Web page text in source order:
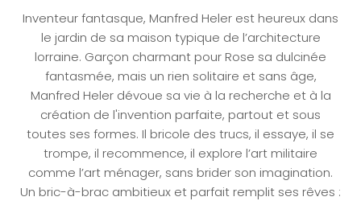
Inventeur fantasque, Manfred Heler est heureux dans
le jardin de sa maison typique de l’architecture
lorraine. Garçon charmant pour Rose sa dulcinée
fantasmée, mais un rien solitaire et sans âge,
Manfred Heler dévoue sa vie à la recherche et à la
création de l'invention parfaite, partout et sous
toutes ses formes. Il bricole des trucs, il essaye, il se
trompe, il recommence, il explore l’art militaire
comme l’art ménager, sans brider son imagination.
Un bric-à-brac ambitieux et parfait remplit ses rêves :